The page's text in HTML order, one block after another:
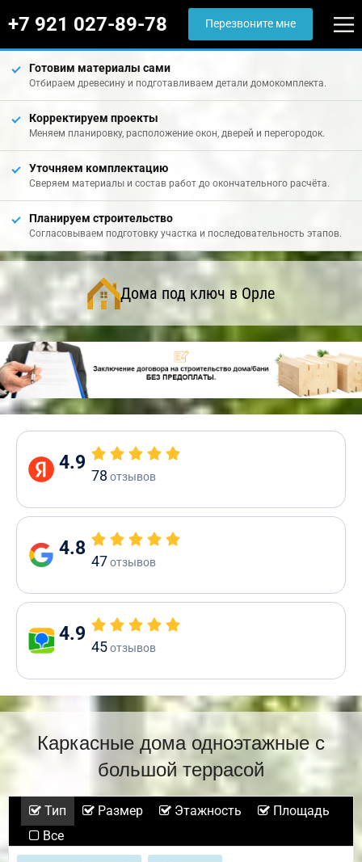
+7 921 027-89-78 Перезвоните мне
Готовим материалы сами
Отбираем древесину и подготавливаем детали домокомплекта.
Корректируем проекты
Меняем планировку, расположение окон, дверей и перегородок.
Уточняем комплектацию
Сверяем материалы и состав работ до окончательного расчёта.
Планируем строительство
Согласовываем подготовку участка и последовательность этапов.
Дома под ключ в Орле
4.9
78 отзывов
4.8
47отзывов
4.9
45отзывов
Каркасные дома одноэтажные с
большой террасой
Тип Размер Этажность
Площадь
Все